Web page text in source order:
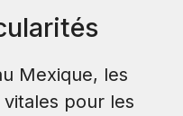
Mexique, les
pour les